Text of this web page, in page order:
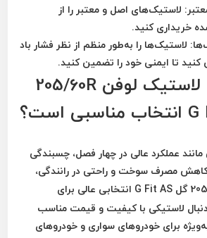
: لاستیک‌های اصل و معتبر را از
خریداری کنید.
: لاستیک‌ها را به‌طور منظم از نظر فشار باد
تا ایمنی خود را تضمین کنید.
جمع‌بندی: آیا لاستیک لوفن 205/60R
عملکرد عالی در چهار فصل،چسبندگی
مصرف سوخت وراحتی در رانندگی،
انتخابی عالی برای
لاستیکی با کیفیت و قیمت مناسب
برایخودروهای سواری وخودروهای